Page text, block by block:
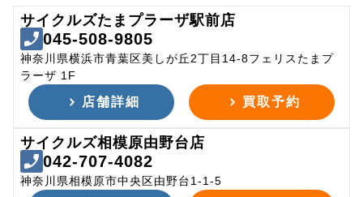
サイクルズたまプラーザ駅前店
045-508-9805
神奈川県横浜市青葉区美しが丘2丁目14-8フェリスたまプ
ラーザ 1F
店舗詳細 買取予約
サイクルズ相模原由野台店
042-707-4082
神奈川県相模原市中央区由野台1-1-5